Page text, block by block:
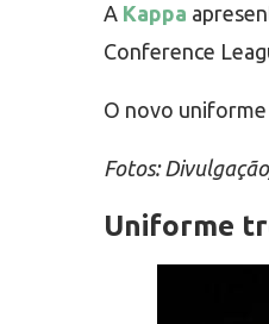
A Kappa
Conference
O novo
Fotos:
Uniforme